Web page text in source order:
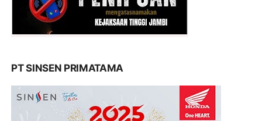
PT SINSEN PRIMATAMA